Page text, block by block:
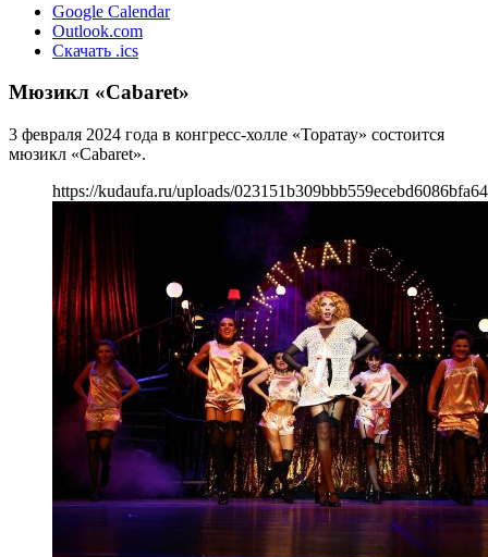
Google Calendar
Outlook.com
Скачать .ics
Мюзикл «Cabaret»
3 февраля 2024 года в конгресс-холле «Торатау» состоится
мюзикл «Cabaret».
https://kudaufa.ru/uploads/